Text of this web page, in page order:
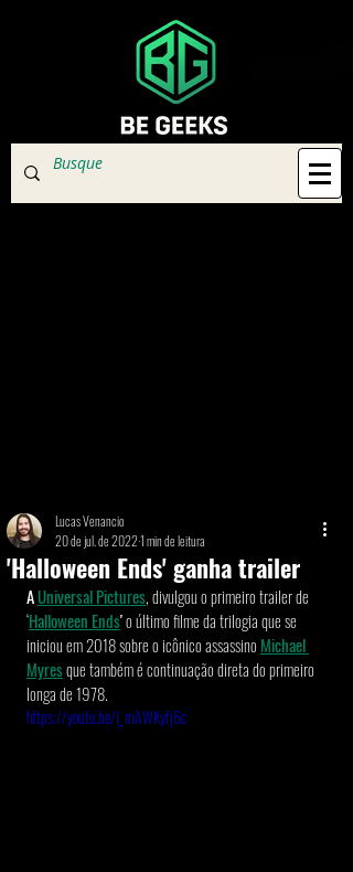
'Halloween Ends' ganha trailer
Lucas Venancio
20 de jul. de 20221 min de leitura
A Universal Pictures, divulgou o primeiro trailer de
‘Halloween Ends' o último filme da trilogia que se
iniciou em 2018 sobre o icônico assassino Michael
Myresque também é continuação direta do primeiro
longa de 1978.
https://youtu.be/i_mAWKyfj6c